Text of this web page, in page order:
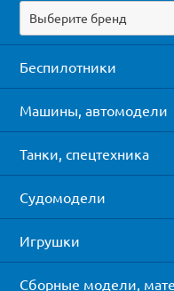
Выберите бренд
Беспилотники
Машины, автомодели
Танки, спецтехника
Судомодели
Игрушки
Сборные модели,